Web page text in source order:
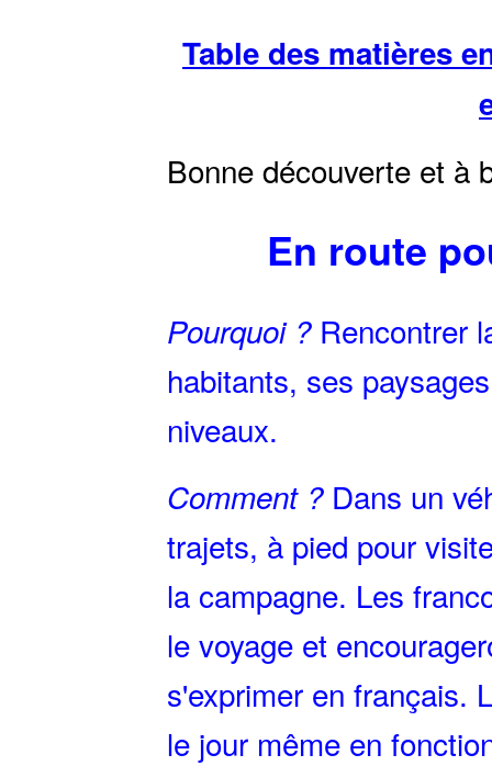
Table des matières
Bonne découverte et à
En route
Pourquoi ?Rencontrer
habitants, ses
niveaux.
Comment ?Dans un
trajets, à pied pour
la campagne. Les
le voyage et
s'exprimer en français.
le jour même en